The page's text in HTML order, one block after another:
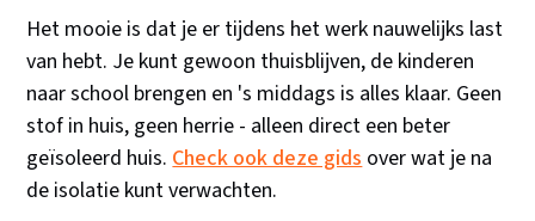
Het mooie is dat je er tijdens het werk nauwelijks last
van hebt. Je kunt gewoon thuisblijven, de kinderen
naar school brengen en 's middags is alles klaar. Geen
stof in huis, geen herrie - alleen direct een beter
geïsoleerd huis.Check ook deze gidsover wat je na
de isolatie kunt verwachten.